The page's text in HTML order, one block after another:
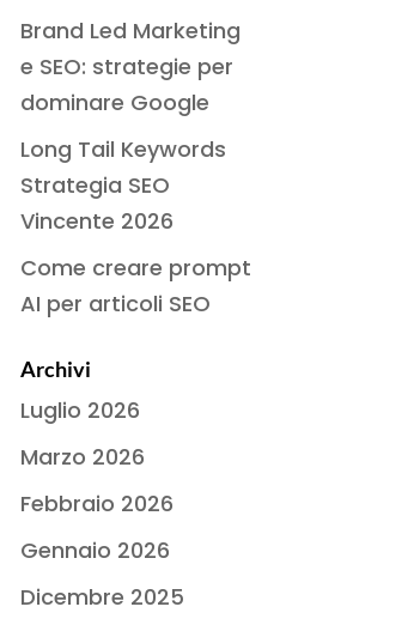
Brand Led Marketing
e SEO: strategie per
dominare Google
Long Tail Keywords
Strategia SEO
Vincente 2026
Come creare prompt
AI per articoli SEO
Archivi
Luglio 2026
Marzo 2026
Febbraio 2026
Gennaio 2026
Dicembre 2025